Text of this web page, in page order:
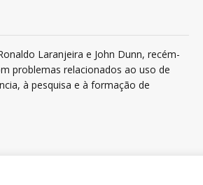
Laranjeira e John Dunn, recém-
problemas relacionados ao uso de
à pesquisa e à formação de